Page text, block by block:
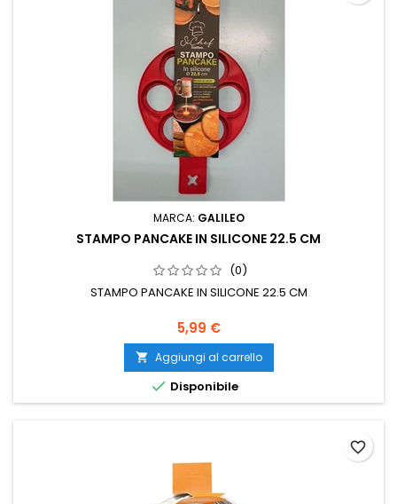
MARCA: GALILEO
STAMPO PANCAKE IN SILICONE 22.5 CM
(0)
STAMPO PANCAKE IN SILICONE 22.5 CM
Prezzo
5,99 €
 Aggiungi al carrello
 Disponibile
favorite_border